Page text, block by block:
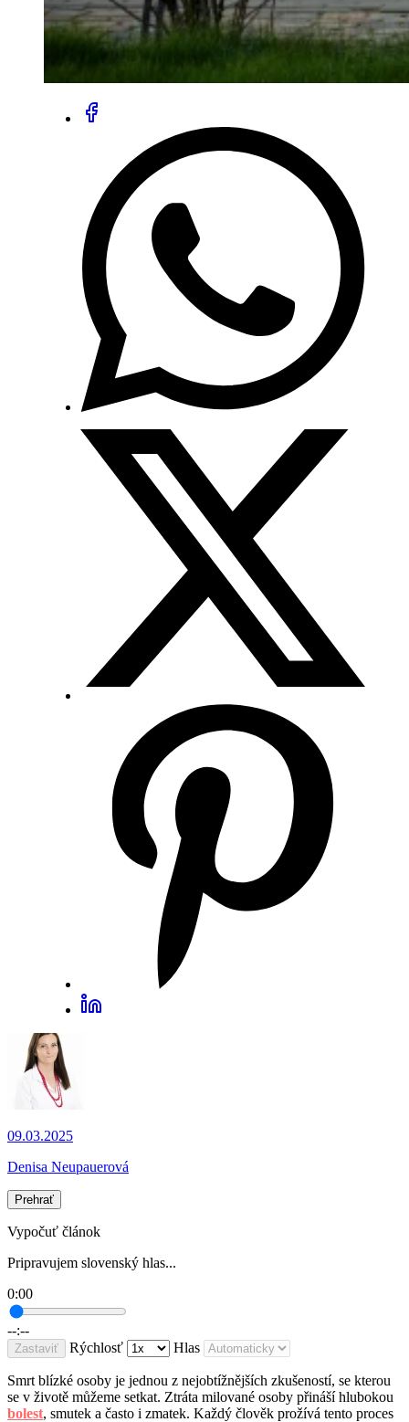
09.03.2025
Denisa Neupauerová
Prehrať
Vypočuť článok
Pripravujem slovenský hlas...
0:00
--:--
Zastaviť Rýchlosť Hlas
Smrt blízké osoby je jednou z nejobtížnějších zkušeností, se kterou
se v životě můžeme setkat. Ztráta milované osoby přináší hlubokou
bolest, smutek a často i zmatek. Každý člověk prožívá tento proces